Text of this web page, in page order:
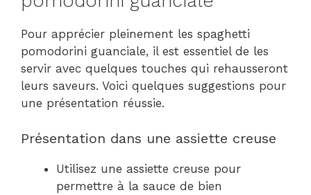
Pour apprécier pleinement les spaghetti
pomodorini guanciale, il est essentiel de les
servir avec quelques touches qui rehausseront
leurs saveurs. Voici quelques suggestions pour
une présentation réussie.
Présentation dans une assiette creuse
Utilisez une assiette creuse pour
permettre à la sauce de bien